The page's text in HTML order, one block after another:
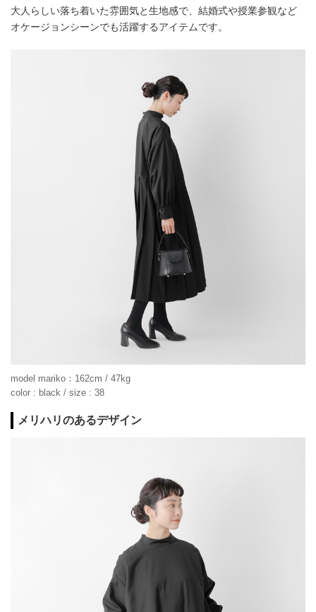
大人らしい落ち着いた雰囲気と生地感で、結婚式や授業参観など
オケージョンシーンでも活躍するアイテムです。
model mariko：162cm / 47kg
color : black / size : 38
メリハリのあるデザイン